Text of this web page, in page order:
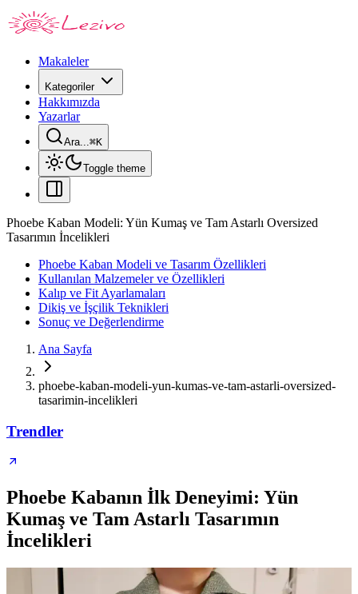
Makaleler
Kategoriler
Hakkımızda
Yazarlar
Ara...⌘K
Toggle theme
Phoebe Kaban Modeli: Yün Kumaş ve Tam Astarlı Oversized
Tasarımın İncelikleri
Phoebe Kaban Modeli ve Tasarım Özellikleri
Kullanılan Malzemeler ve Özellikleri
Kalıp ve Fit Ayarlamaları
Dikiş ve İşçilik Teknikleri
Sonuç ve Değerlendirme
Ana Sayfa
phoebe-kaban-modeli-yun-kumas-ve-tam-astarli-oversized-
tasarimin-incelikleri
Trendler
Phoebe Kabanın İlk Deneyimi: Yün
Kumaş ve Tam Astarlı Tasarımın
İncelikleri